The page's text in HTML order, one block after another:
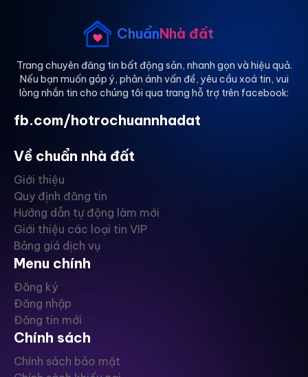
ChuẩnNhà đất
Trang chuyên đăng tin bất động sản, nhanh gọn và hiệu quả.
Nếu bạn muốn góp ý, phản ánh vấn đề, yêu cầu xoá tin, vui
lòng nhắn tin cho chúng tôi qua trang hỗ trợ trên facebook:
fb.com/hotrochuannhadat
Về chuẩn nhà đất
Giới thiệu
Quy định đăng tin
Hướng dẫn tự động làm mới
Giới thiệu các loại tin VIP
Bảng giá dịch vụ
Menu chính
Đăng ký
Đăng nhập
Đăng tin mới
Chính sách
Chính sách bảo mật